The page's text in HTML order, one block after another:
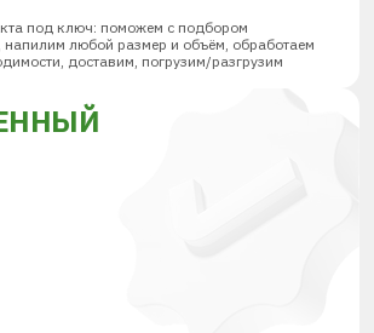
под ключ: поможем с подбором
напилим любой размер и объём, обработаем
доставим, погрузим/разгрузим